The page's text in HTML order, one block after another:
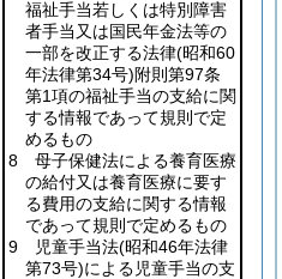
福祉手当若しくは特別障害
者手当又は国民年金法等の
一部を改正する法律(昭和60
年法律第34号)附則第97条
第1項の福祉手当の支給に関
する情報であって規則で定
めるもの
8 母子保健法による養育医療
の給付又は養育医療に要す
る費用の支給に関する情報
であって規則で定めるもの
9 児童手当法(昭和46年法律
第73号)による児童手当の支